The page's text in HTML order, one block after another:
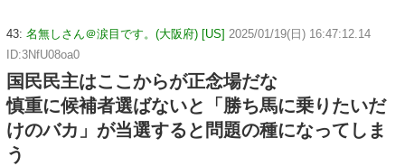
43: 名無しさん＠涙目です。(大阪府) [US] 2025/01/19(日) 16:47:12.14
ID:3NfU08oa0
国民民主はここからが正念場だな
慎重に候補者選ばないと「勝ち馬に乗りたいだ
けのバカ」が当選すると問題の種になってしま
う